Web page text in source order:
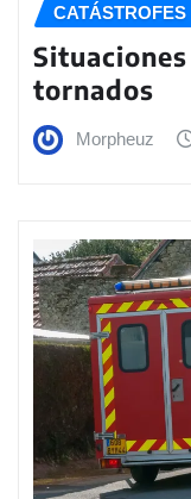
CATÁSTROFES
tornados
Morpheuz